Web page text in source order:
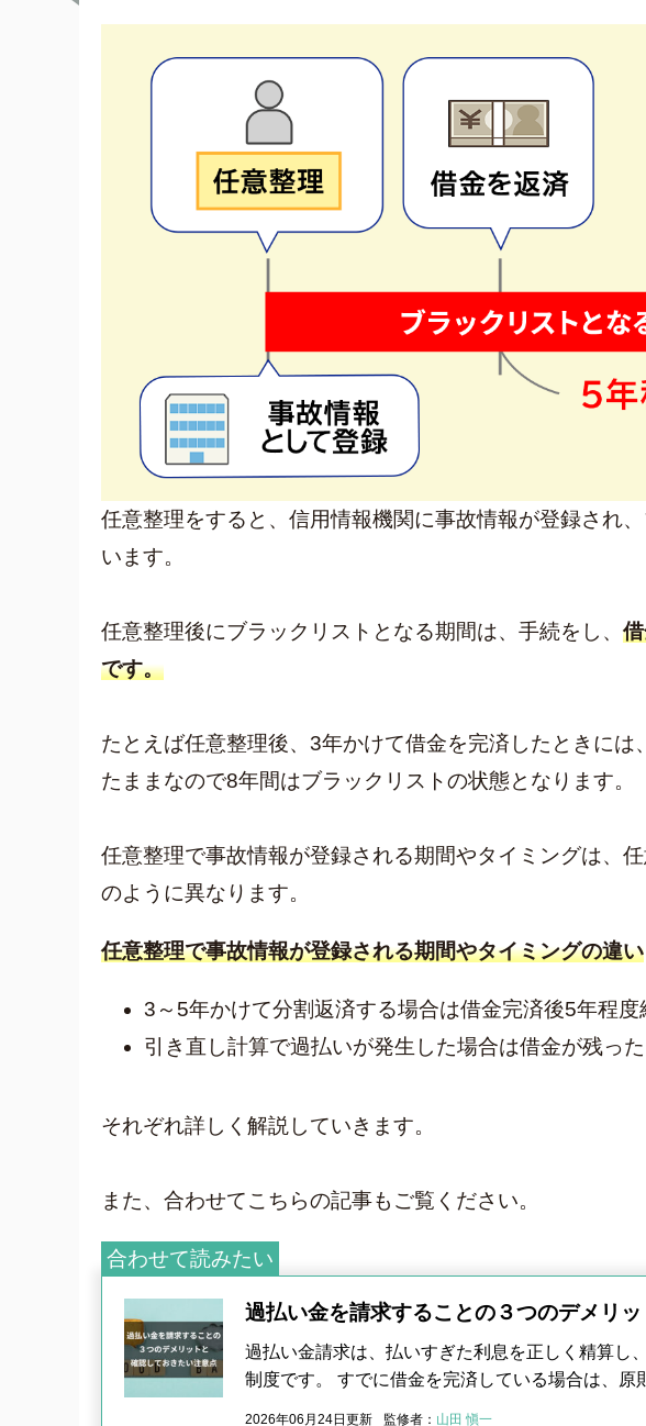
任意整理をすると、信用情報機関に事故情報が登録され
います。
任意整理後にブラックリストとなる期間は、手続をし、
です。
たとえば任意整理後、3年かけて借金を完済したときに
たままなので8年間はブラックリストの状態となります。
任意整理で事故情報が登録される期間やタイミングは、
のように異なります。
任意整理で事故情報が登録される期間やタイミングの違い
3～5年かけて分割返済する場合は借金完済後5年程度
引き直し計算で過払いが発生した場合は借金が残っ
それぞれ詳しく解説していきます。
また、合わせてこちらの記事もご覧ください。
合わせて読みたい
過払い金を請求することの３つのデメリ
過払い金請求は、払いすぎた利息を正しく精算し
制度です。 すでに借金を完済している場合は、
2026年06月24日更新 監修者： 山田 愼一